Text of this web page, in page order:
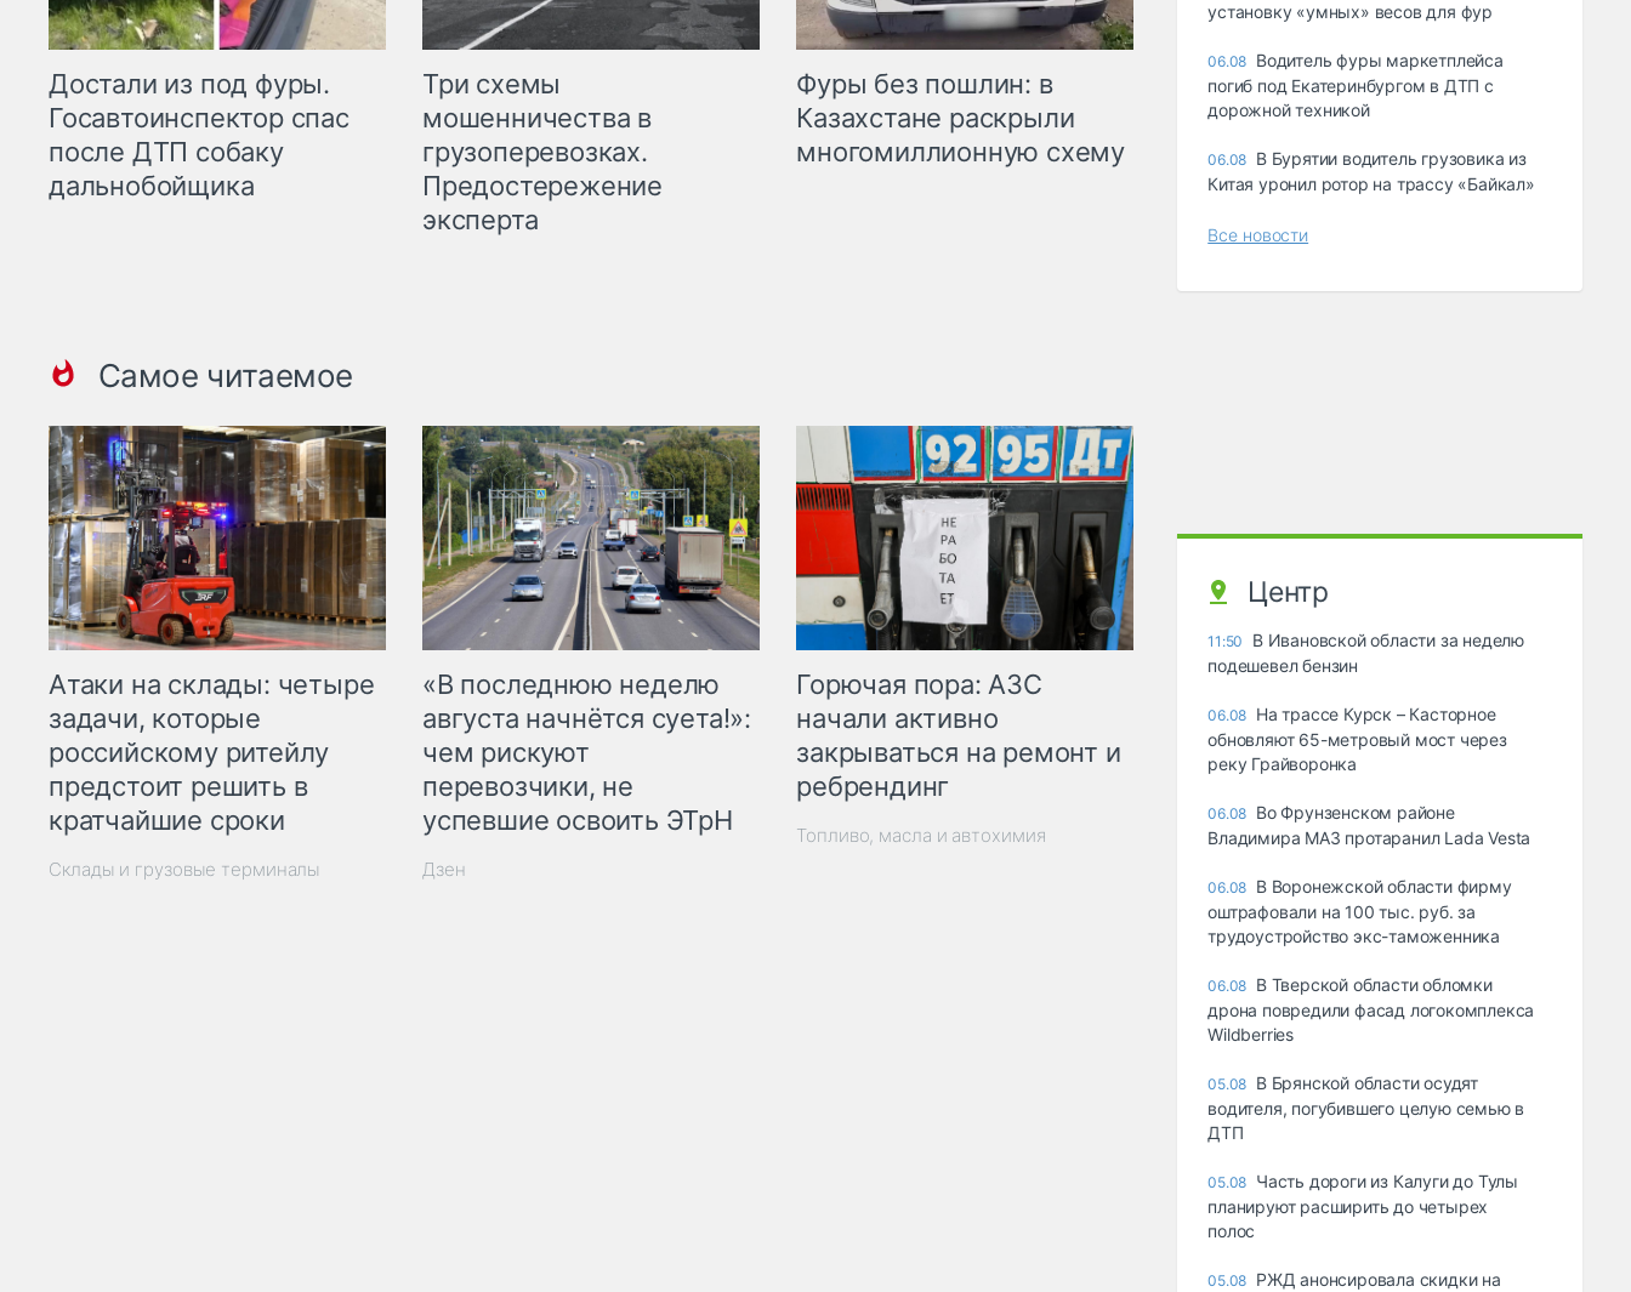
Достали из под фуры.
Госавтоинспектор спас
после ДТП собаку
дальнобойщика
Три схемы
мошенничества в
грузоперевозках.
Предостережение
эксперта
Фуры без пошлин: в
Казахстане раскрыли
многомиллионную схему
Самое читаемое
Атаки на склады: четыре
задачи, которые
российскому ритейлу
предстоит решить в
кратчайшие сроки
Склады и грузовые терминалы
«В последнюю неделю
августа начнётся суета!»:
чем рискуют
перевозчики, не
успевшие освоить ЭТрН
Дзен
Горючая пора: АЗС
начали активно
закрываться на ремонт и
ребрендинг
Топливо, масла и автохимия
ycтaнoвкy «yмныx» вecoв для фyp
06.08 Водитель фуры маркетплейса
погиб под Екатеринбургом в ДТП с
дорожной техникой
06.08 В Бурятии водитель грузовика из
Китая уронил ротор на трассу «Байкал»
Все новости
Центр
11:50
В Ивановской области за неделю
подешевел бензин
06.08 На трассе Курск – Касторное
обновляют 65-метровый мост через
реку Грайворонка
06.08 Во Фрунзенском районе
Владимира МАЗ протаранил Lada Vesta
06.08 В Воронежской области фирму
оштрафовали на 100 тыс. руб. за
трудоустройство экс-таможенника
06.08 В Тверской области обломки
дрона повредили фасад логокомплекса
Wildberries
05.08 В Брянской области осудят
водителя, погубившего целую семью в
ДТП
05.08 Часть дороги из Калуги до Тулы
планируют расширить до четырех
полос
05.08 РЖД анонсировала скидки на